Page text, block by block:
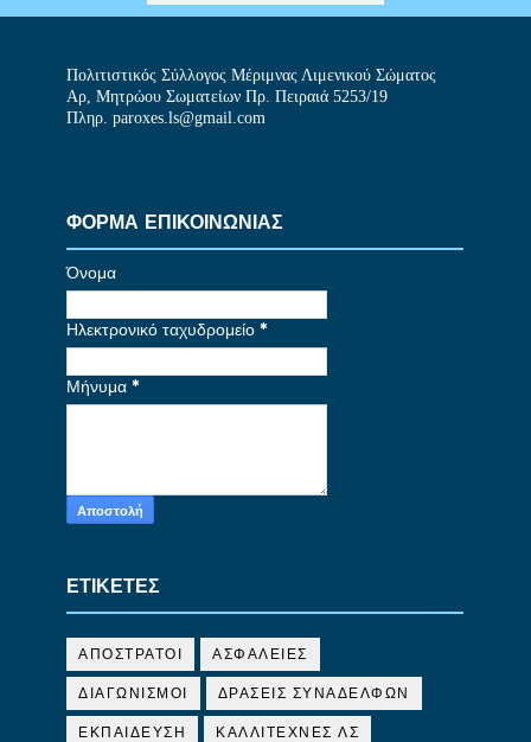
Πολιτιστικός Σύλλογος Μέριμνας Λιμενικού Σώματος
Αρ, Μητρώου Σωματείων Πρ. Πειραιά 5253/19
Πληρ. paroxes.ls@gmail.com
ΦΟΡΜΑ ΕΠΙΚΟΙΝΩΝΙΑΣ
Όνομα
Ηλεκτρονικό ταχυδρομείο *
Μήνυμα *
ΕΤΙΚΕΤΕΣ
ΑΠΟΣΤΡΑΤΟΙ ΑΣΦΑΛΕΙΕΣ
ΔΙΑΓΩΝΙΣΜΟΙ ΔΡΑΣΕΙΣ ΣΥΝΑΔΕΛΦΩΝ
ΕΚΠΑΙΔΕΥΣΗ ΚΑΛΛΙΤΕΧΝΕΣ ΛΣ